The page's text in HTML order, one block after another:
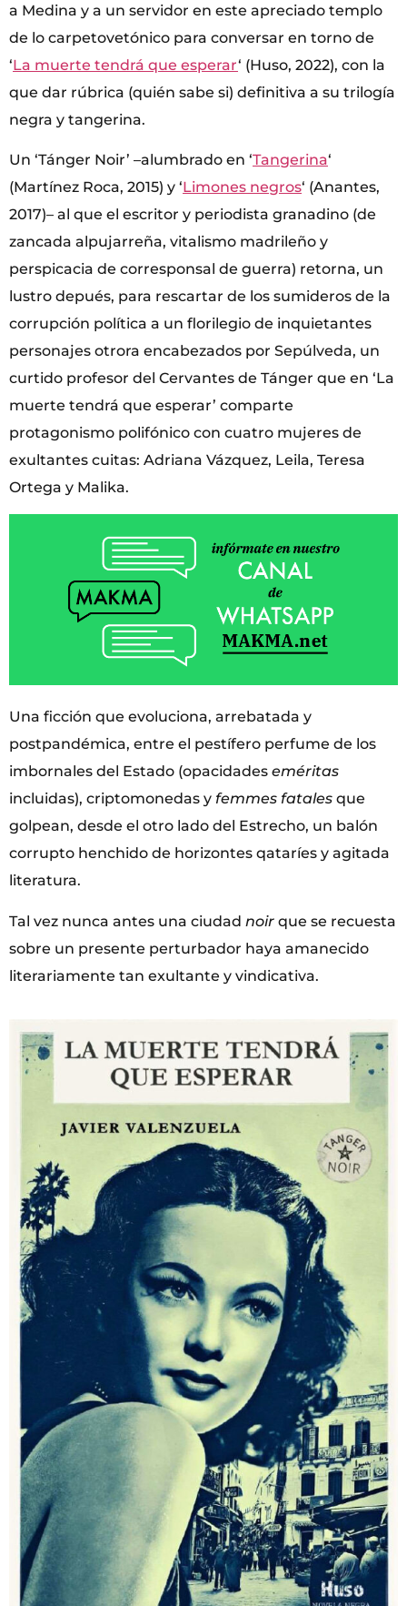
a Medina y a un servidor en este apreciado templo
de lo carpetovetónico para conversar en torno de
‘La muerte tendrá que esperar‘ (Huso, 2022), con la
que dar rúbrica (quién sabe si) definitiva a su trilogía
negra y tangerina.
Un ‘Tánger Noir’ –alumbrado en ‘Tangerina‘
(Martínez Roca, 2015) y ‘Limones negros‘ (Anantes,
2017)– al que el escritor y periodista granadino (de
zancada alpujarreña, vitalismo madrileño y
perspicacia de corresponsal de guerra) retorna, un
lustro depués, para rescartar de los sumideros de la
corrupción política a un florilegio de inquietantes
personajes otrora encabezados por Sepúlveda, un
curtido profesor del Cervantes de Tánger que en ‘La
muerte tendrá que esperar’ comparte
protagonismo polifónico con cuatro mujeres de
exultantes cuitas: Adriana Vázquez, Leila, Teresa
Ortega y Malika.
Una ficción que evoluciona, arrebatada y
postpandémica, entre el pestífero perfume de los
imbornales del Estado (opacidades eméritas
incluidas), criptomonedas y femmes fatales que
golpean, desde el otro lado del Estrecho, un balón
corrupto henchido de horizontes qataríes y agitada
literatura.
Tal vez nunca antes una ciudad noir que se recuesta
sobre un presente perturbador haya amanecido
literariamente tan exultante y vindicativa.